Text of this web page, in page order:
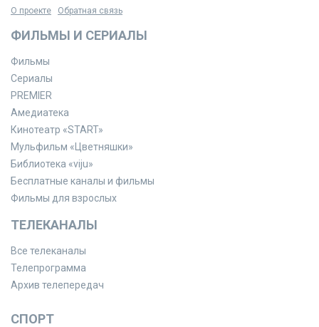
О проекте
Обратная связь
ФИЛЬМЫ И СЕРИАЛЫ
Фильмы
Сериалы
PREMIER
Амедиатека
Кинотеатр «START»
Мульфильм «Цветняшки»
Библиотека «viju»
Бесплатные каналы и фильмы
Фильмы для взрослых
ТЕЛЕКАНАЛЫ
Все телеканалы
Телепрограмма
Архив телепередач
СПОРТ